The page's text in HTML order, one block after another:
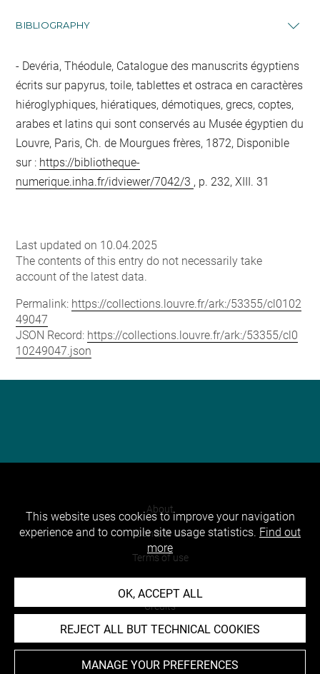
BIBLIOGRAPHY
Devéria, Théodule, Catalogue des manuscrits égyptiens
écrits sur papyrus, toile, tablettes et ostraca en caractères
hiéroglyphiques, hiératiques, démotiques, grecs, coptes,
arabes et latins qui sont conservés au Musée égyptien du
Louvre, Paris, Ch. de Mourgues frères, 1872, Disponible
sur : https://bibliotheque-
numerique.inha.fr/idviewer/7042/3 , p. 232, XIII. 31
Last updated on 10.04.2025
The contents of this entry do not necessarily take
account of the latest data.
Permalink: https://collections.louvre.fr/ark:/53355/cl0102
49047
JSON Record: https://collections.louvre.fr/ark:/53355/cl0
10249047.json
About
Contact Us
Terms of use
Cookies
Credits
Accessibility : non compliant
This website uses cookies to improve your navigation
experience and to compile site usage statistics. Find out
more
OK, ACCEPT ALL
REJECT ALL BUT TECHNICAL COOKIES
MANAGE YOUR PREFERENCES